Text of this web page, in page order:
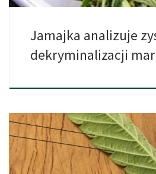
Jamajka analizuje
dekryminalizacji